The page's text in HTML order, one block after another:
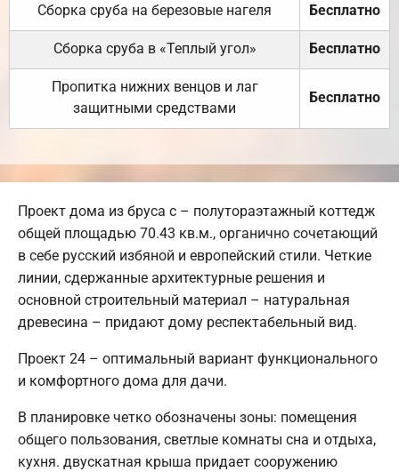
Сборка сруба на березовые нагеля Бесплатно
Сборка сруба в «Теплый угол» Бесплатно
Пропитка нижних венцов и лаг
защитными средствами
Бесплатно
Проект дома из бруса с – полутораэтажный коттедж
общей площадью 70.43 кв.м., органично сочетающий
в себе русский избяной и европейский стили. Четкие
линии, сдержанные архитектурные решения и
основной строительный материал – натуральная
древесина – придают дому респектабельный вид.
Проект 24 – оптимальный вариант функционального
и комфортного дома для дачи.
В планировке четко обозначены зоны: помещения
общего пользования, светлые комнаты сна и отдыха,
кухня. двускатная крыша придает сооружению